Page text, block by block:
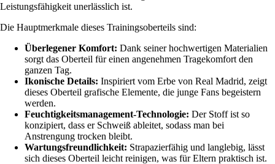
Leistungsfähigkeit unerlässlich ist.
Die Hauptmerkmale dieses Trainingsoberteils sind:
Überlegener Komfort: Dank seiner hochwertigen Materialien
sorgt das Oberteil für einen angenehmen Tragekomfort den
ganzen Tag.
Ikonische Details: Inspiriert vom Erbe von Real Madrid, zeigt
dieses Oberteil grafische Elemente, die junge Fans begeistern
werden.
Feuchtigkeitsmanagement-Technologie: Der Stoff ist so
konzipiert, dass er Schweiß ableitet, sodass man bei
Anstrengung trocken bleibt.
Wartungsfreundlichkeit: Strapazierfähig und langlebig, lässt
sich dieses Oberteil leicht reinigen, was für Eltern praktisch ist.